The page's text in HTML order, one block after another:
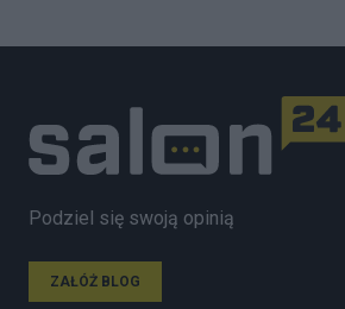
Podziel się swoją opinią
ZAŁÓŻ BLOG